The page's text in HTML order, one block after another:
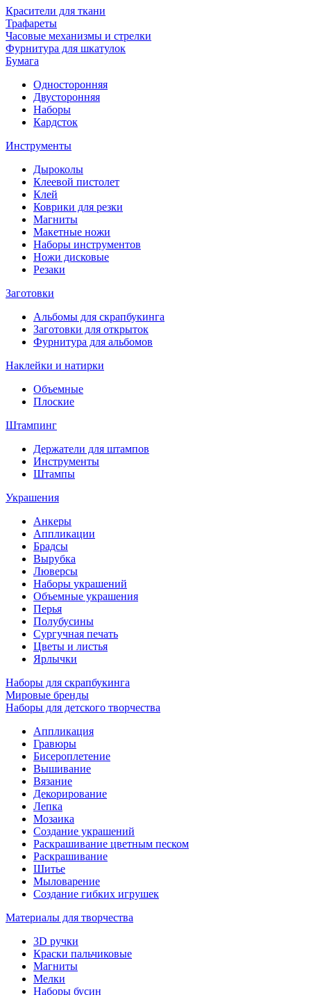
Красители для ткани
Трафареты
Часовые механизмы и стрелки
Фурнитура для шкатулок
Бумага
Односторонняя
Двусторонняя
Наборы
Кардсток
Инструменты
Дыроколы
Клеевой пистолет
Клей
Коврики для резки
Магниты
Макетные ножи
Наборы инструментов
Ножи дисковые
Резаки
Заготовки
Альбомы для скрапбукинга
Заготовки для открыток
Фурнитура для альбомов
Наклейки и натирки
Объемные
Плоские
Штампинг
Держатели для штампов
Инструменты
Штампы
Украшения
Анкеры
Аппликации
Брадсы
Вырубка
Люверсы
Наборы украшений
Объемные украшения
Перья
Полубусины
Сургучная печать
Цветы и листья
Ярлычки
Наборы для скрапбукинга
Мировые бренды
Наборы для детского творчества
Аппликация
Гравюры
Бисероплетение
Вышивание
Вязание
Декорирование
Лепка
Мозаика
Создание украшений
Раскрашивание цветным песком
Раскрашивание
Шитье
Мыловарение
Создание гибких игрушек
Материалы для творчества
3D ручки
Краски пальчиковые
Магниты
Мелки
Наборы бусин